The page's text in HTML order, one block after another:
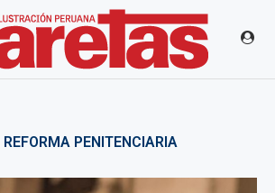
REFORMA PENITENCIARIA